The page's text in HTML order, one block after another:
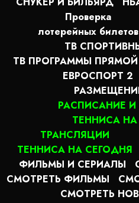
Проверка
лотерейных билетов
ТВ
ТВ ПРОГРАММЫ
ЕВРОСПОРТ 2
РАСПИСАНИЕ И
ТЕННИСА
ТРАНСЛЯЦИИ
ТЕННИСА НА СЕГОДНЯ
ФИЛЬМЫ И СЕРИАЛЫ
СМОТРЕТЬ ФИЛЬМЫ
СМОТРЕТЬ